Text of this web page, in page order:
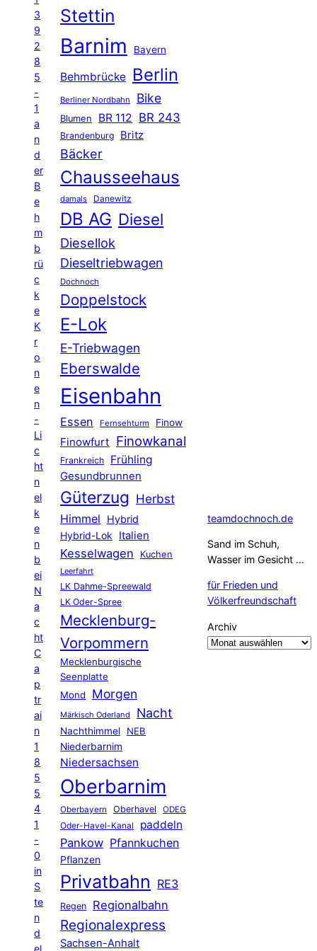
3
9
2
8
5
-
1
a
n
d
er
B
e
h
m
b
rü
c
k
e
K
r
o
n
e
n
-
Li
c
ht
n
el
k
e
n
b
ei
N
a
c
ht
C
a
p
tr
ai
n
1
8
5
5
4
1
-
0
in
S
te
n
d
Stettin
Barnim Bayern
Behmbrücke Berlin
Berliner Nordbahn Bike
Blumen BR 112 BR 243
Brandenburg Britz
Bäcker
Chausseehaus
damals Danewitz
DB AG Diesel
Diesellok
Dieseltriebwagen
Dochnoch
Doppelstock
E-Lok
E-Triebwagen
Eberswalde
Eisenbahn
Essen Fernsehturm Finow
Finowfurt Finowkanal
Frankreich Frühling
Gesundbrunnen
Güterzug Herbst
Himmel
Hybrid
Hybrid-Lok Italien
Kesselwagen Kuchen
Leerfahrt
LK Dahme-Spreewald
LK Oder-Spree
Mecklenburg-
Vorpommern
Mecklenburgische
Seenplatte
Mond
Morgen
Märkisch Oderland Nacht
Nachthimmel
NEB
Niederbarnim
Niedersachsen
Oberbarnim
Oberbayern Oberhavel ODEG
Oder-Havel-Kanal paddeln
Pankow Pfannkuchen
Pflanzen
Privatbahn RE3
Regen Regionalbahn
Regionalexpress
Sachsen-Anhalt
teamdochnoch.de
Sand im Schuh,
Wasser im Gesicht …
für Frieden und
Völkerfreundschaft
Archiv